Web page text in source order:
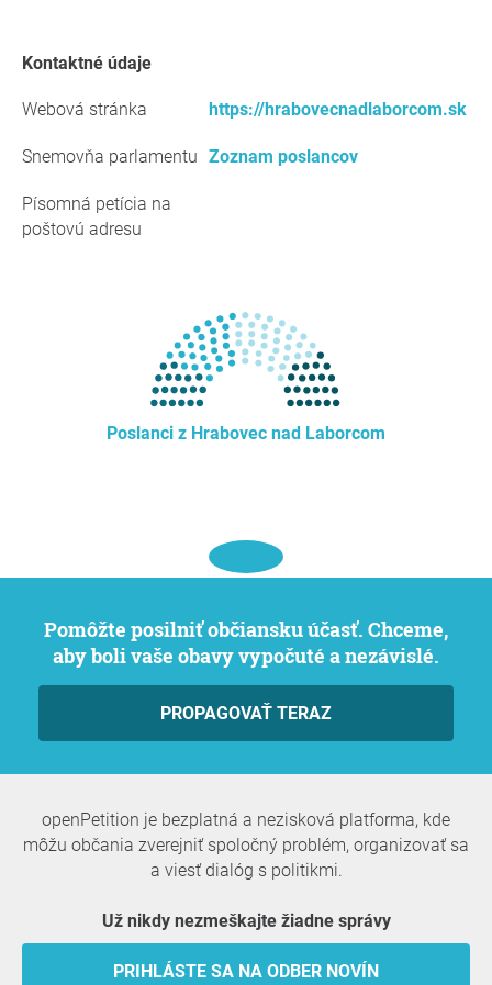
kontaktné údaje
Webová stránka https://hrabovecnadlaborcom.sk
Snemovňa parlamentu Zoznam poslancov
Písomná petícia na
poštovú adresu
Poslanci z Hrabovec nad Laborcom
Pomôžte posilniť občiansku účasť. Chceme,
aby boli vaše obavy vypočuté a nezávislé.
PROPAGOVAŤ TERAZ
openPetition je bezplatná a nezisková platforma, kde
môžu občania zverejniť spoločný problém, organizovať sa
a viesť dialóg s politikmi.
Už nikdy nezmeškajte žiadne správy
PRIHLÁSTE SA NA ODBER NOVÍN